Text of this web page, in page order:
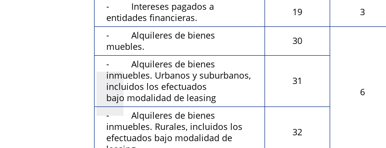
- Intereses pagados a
entidades financieras.
19 3
- Alquileres de bienes
muebles.
30
6
- Alquileres de bienes
inmuebles. Urbanos y suburbanos,
incluidos los efectuados
bajo modalidad de leasing
31
- Alquileres de bienes
inmuebles. Rurales, incluidos los
efectuados bajo modalidad de
32